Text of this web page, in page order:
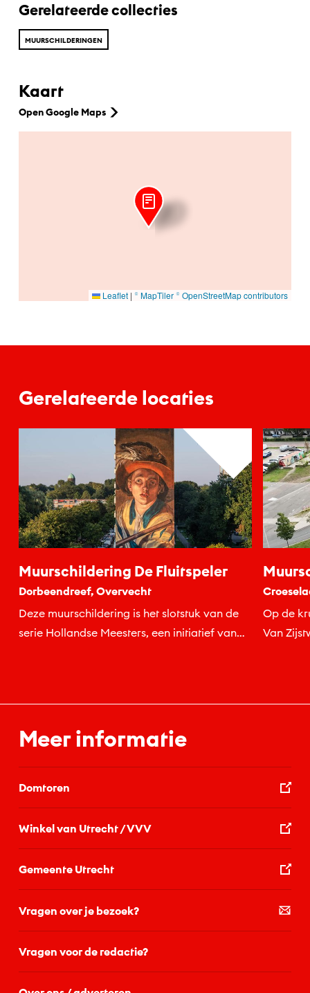
Gerelateerde collecties
MUURSCHILDERINGEN
Kaart
Open Google Maps
Leaflet | © MapTiler© OpenStreetMap contributors
Gerelateerde locaties
Muurschildering De Fluitspeler
Dorbeendreef, Overvecht
Deze muurschildering is het slotstuk van de
serie Hollandse Meesters, een initiatief van
Op de
Van
Meer informatie
Domtoren
Winkel van Utrecht / VVV
Gemeente Utrecht
Vragen over je bezoek?
Vragen voor de redactie?